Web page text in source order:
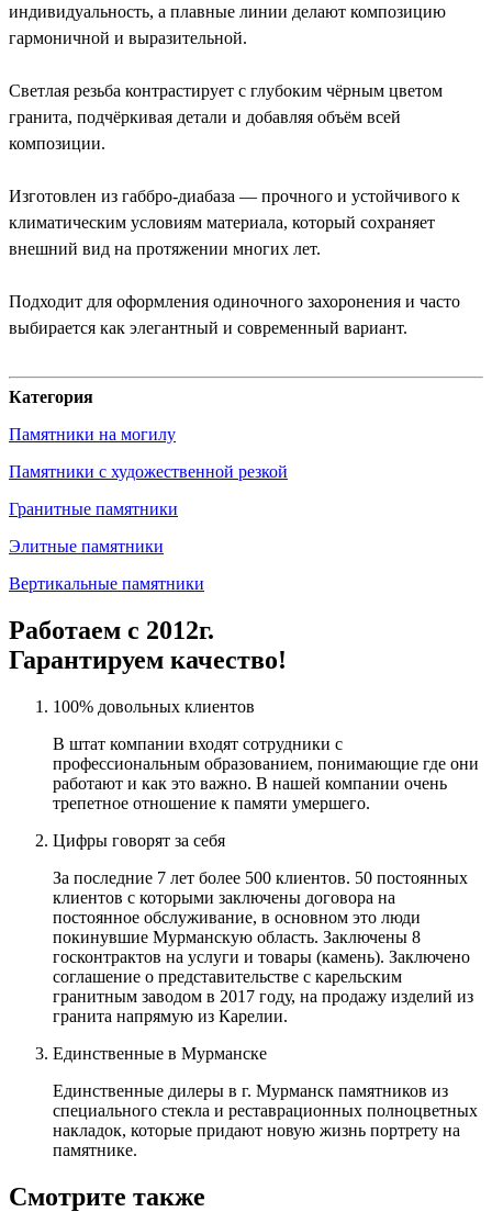
индивидуальность, а плавные линии делают композицию
гармоничной и выразительной.
Светлая резьба контрастирует с глубоким чёрным цветом
гранита, подчёркивая детали и добавляя объём всей
композиции.
Изготовлен из габбро-диабаза — прочного и устойчивого к
климатическим условиям материала, который сохраняет
внешний вид на протяжении многих лет.
Подходит для оформления одиночного захоронения и часто
выбирается как элегантный и современный вариант.
Категория
Памятники на могилу
Памятники с художественной резкой
Гранитные памятники
Элитные памятники
Вертикальные памятники
Работаем с 2012г.
Гарантируем качество!
100% довольных клиентов
В штат компании входят сотрудники с
профессиональным образованием, понимающие где они
работают и как это важно. В нашей компании очень
трепетное отношение к памяти умершего.
Цифры говорят за себя
За последние 7 лет более 500 клиентов. 50 постоянных
клиентов с которыми заключены договора на
постоянное обслуживание, в основном это люди
покинувшие Мурманскую область. Заключены 8
госконтрактов на услуги и товары (камень). Заключено
соглашение о представительстве с карельским
гранитным заводом в 2017 году, на продажу изделий из
гранита напрямую из Карелии.
Единственные в Мурманске
Единственные дилеры в г. Мурманск памятников из
специального стекла и реставрационных полноцветных
накладок, которые придают новую жизнь портрету на
памятнике.
Смотрите также